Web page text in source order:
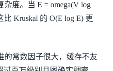
度。当 E = omega(V log
Kruskal 的 O(E log E) 更
的常数因子很大，缓存不友